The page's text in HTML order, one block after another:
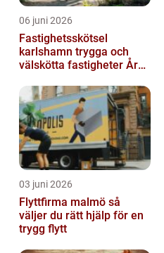
06 juni 2026
Fastighetsskötsel
karlshamn trygga och
välskötta fastigheter Året
03 juni 2026
Flyttfirma malmö så
väljer du rätt hjälp för en
trygg flytt